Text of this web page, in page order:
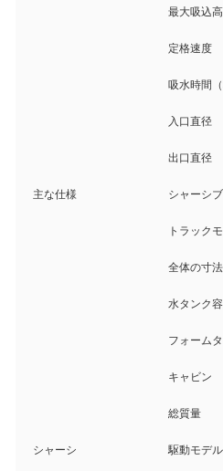
最大吸込
定格速度
吸水時間（
入口直径
出口直径
主な仕様 シャーシ
トラック
全体の寸
水タンク
フォーム
キャビン
総質量
シャーシ 駆動モデル